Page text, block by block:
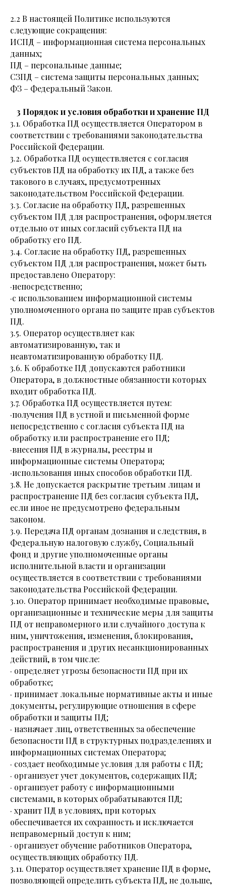
2.2 В настоящей Политике используются
следующие сокращения:
ИСПД – информационная система персональных
данных;
ПД – персональные данные;
СЗПД – система защиты персональных данных;
ФЗ – Федеральный Закон.
3 Порядок и условия обработки и хранение ПД
3.1. Обработка ПД осуществляется Оператором в
соответствии с требованиями законодательства
Российской Федерации.
3.2. Обработка ПД осуществляется с согласия
субъектов ПД на обработку их ПД, а также без
такового в случаях, предусмотренных
законодательством Российской Федерации.
3.3. Согласие на обработку ПД, разрешенных
субъектом ПД для распространения, оформляется
отдельно от иных согласий субъекта ПД на
обработку его ПД.
3.4. Согласие на обработку ПД, разрешенных
субъектом ПД для распространения, может быть
предоставлено Оператору:
·непосредственно;
·с использованием информационной системы
уполномоченного органа по защите прав субъектов
ПД.
3.5. Оператор осуществляет как
автоматизированную, так и
неавтоматизированную обработку ПД.
3.6. К обработке ПД допускаются работники
Оператора, в должностные обязанности которых
входит обработка ПД.
3.7. Обработка ПД осуществляется путем:
·получения ПД в устной и письменной форме
непосредственно с согласия субъекта ПД на
обработку или распространение его ПД;
·внесения ПД в журналы, реестры и
информационные системы Оператора;
·использования иных способов обработки ПД.
3.8. Не допускается раскрытие третьим лицам и
распространение ПД без согласия субъекта ПД,
если иное не предусмотрено федеральным
законом.
3.9. Передача ПД органам дознания и следствия, в
Федеральную налоговую службу, Социальный
фонд и другие уполномоченные органы
исполнительной власти и организации
осуществляется в соответствии с требованиями
законодательства Российской Федерации.
3.10. Оператор принимает необходимые правовые,
организационные и технические меры для защиты
ПД от неправомерного или случайного доступа к
ним, уничтожения, изменения, блокирования,
распространения и других несанкционированных
действий, в том числе:
· определяет угрозы безопасности ПД при их
обработке;
· принимает локальные нормативные акты и иные
документы, регулирующие отношения в сфере
обработки и защиты ПД;
· назначает лиц, ответственных за обеспечение
безопасности ПД в структурных подразделениях и
информационных системах Оператора;
· создает необходимые условия для работы с ПД;
· организует учет документов, содержащих ПД;
· организует работу с информационными
системами, в которых обрабатываются ПД;
· хранит ПД в условиях, при которых
обеспечивается их сохранность и исключается
неправомерный доступ к ним;
· организует обучение работников Оператора,
осуществляющих обработку ПД.
3.11. Оператор осуществляет хранение ПД в форме,
позволяющей определить субъекта ПД, не дольше,